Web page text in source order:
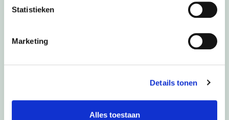
Statistieken
Marketing
Details tonen
Alles toestaan
Lees ook de andere columns
column. Leest u mee?